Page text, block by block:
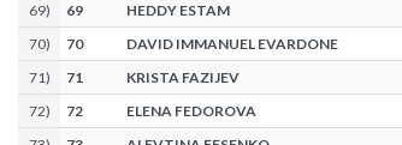
69) 69 HEDDY ESTAM
70) 70 DAVID IMMANUEL EVARDONE
71) 71 KRISTA FAZIJEV
72) 72 ELENA FEDOROVA